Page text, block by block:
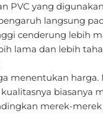
PVC yang
langsung
cenderung lebih
lama dan lebih
menentukan harga.
biasanya
merek-